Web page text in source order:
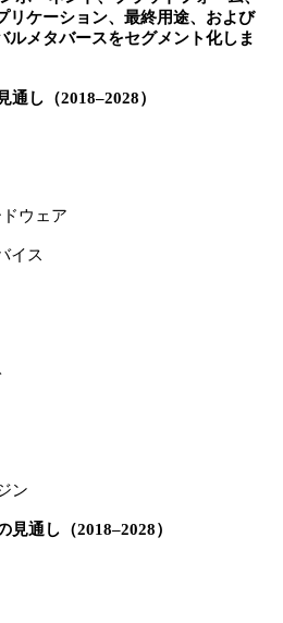
リケーション、最終用途、および
ルメタバースをセグメント化しま
し（2018–2028）
ウェア
イス
ン
通し（2018–2028）